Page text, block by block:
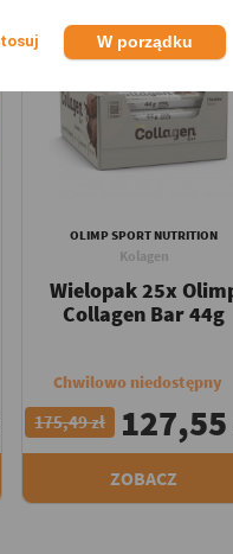
OLIMP SPORT NUTRITION
Kolagen
Wielopak 25x
Collagen Bar 44g
Chwilowo niedostępny
175,49 zł 127,55
ZOBACZ
W porządku